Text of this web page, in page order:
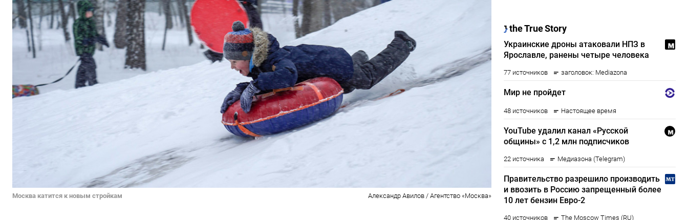
Москва катится к новым стройкам Александр Авилов / Агентство «Москва»